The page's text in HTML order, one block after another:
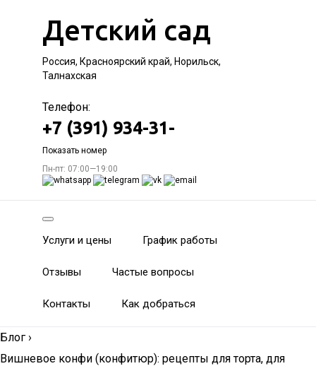
Детский сад
Россия, Красноярский край, Норильск,
Талнахская
Телефон:
+7 (391) 934-31-
Показать номер
Пн-пт: 07:00—19:00
Услуги и цены График работы
Отзывы Частые вопросы
Контакты Как добраться
Блог ›
Вишневое конфи (конфитюр): рецепты для торта, для